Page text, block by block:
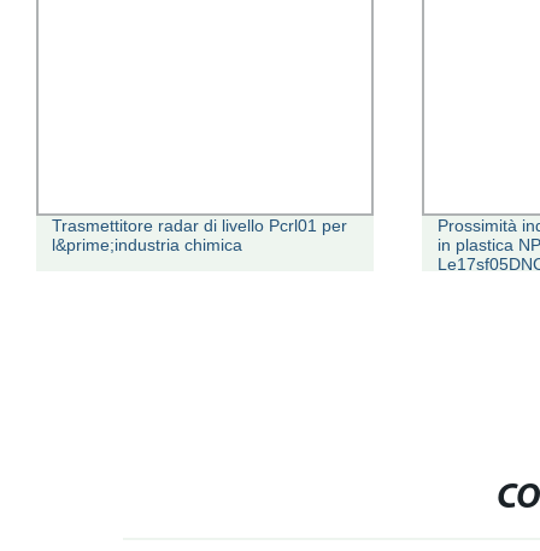
Trasmettitore radar di livello Pcrl01 per
l&prime;industria chimica
Prossimità
in plastica